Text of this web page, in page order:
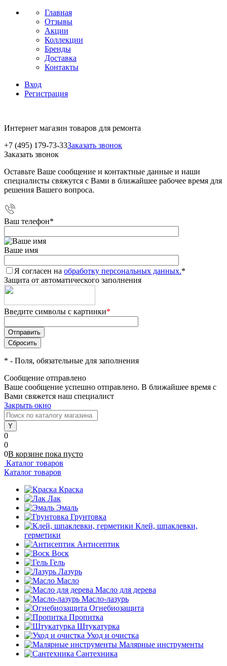
Главная
Отзывы
Акции
Коллекции
Бренды
Доставка
Контакты
Вход
Регистрация
Интернет магазин товаров для ремонта
+7 (495) 179-73-33Заказать звонок
Заказать звонок
Оставьте Ваше сообщение и контактные данные и наши
специалисты свяжутся с Вами в ближайшее рабочее время для
решения Вашего вопроса.
Ваш телефон*
Ваше имя
Я согласен на обработку персональных данных.*
Защита от автоматического заполнения
Введите символы с картинки*
* - Поля, обязательные для заполнения
Сообщение отправлено
Ваше сообщение успешно отправлено. В ближайшее время с
Вами свяжется наш специалист
Закрыть окно
0
0
0В корзине пока пусто
Каталог товаров
Каталог товаров
Краска
Лак
Эмаль
Грунтовка
Клей, шпаклевки,
герметики
Антисептик
Воск
Гель
Лазурь
Масло
Масло для дерева
Масло-лазурь
Огнебиозащита
Пропитка
Штукатурка
Уход и очистка
Малярные инструменты
Сантехника